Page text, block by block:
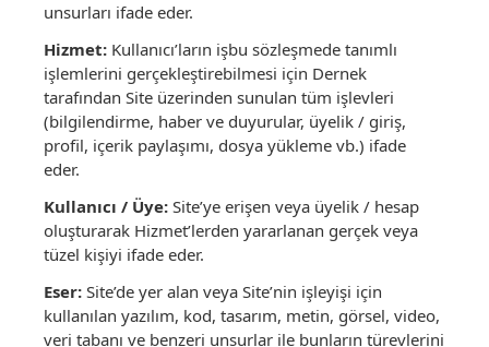
unsurları ifade eder.
Hizmet: Kullanıcı’ların işbu sözleşmede tanımlı
işlemlerini gerçekleştirebilmesi için Dernek
tarafından Site üzerinden sunulan tüm işlevleri
(bilgilendirme, haber ve duyurular, üyelik / giriş,
profil, içerik paylaşımı, dosya yükleme vb.) ifade
eder.
Kullanıcı / Üye: Site’ye erişen veya üyelik / hesap
oluşturarak Hizmet’lerden yararlanan gerçek veya
tüzel kişiyi ifade eder.
Eser: Site’de yer alan veya Site’nin işleyişi için
kullanılan yazılım, kod, tasarım, metin, görsel, video,
veri tabanı ve benzeri unsurlar ile bunların türevlerini